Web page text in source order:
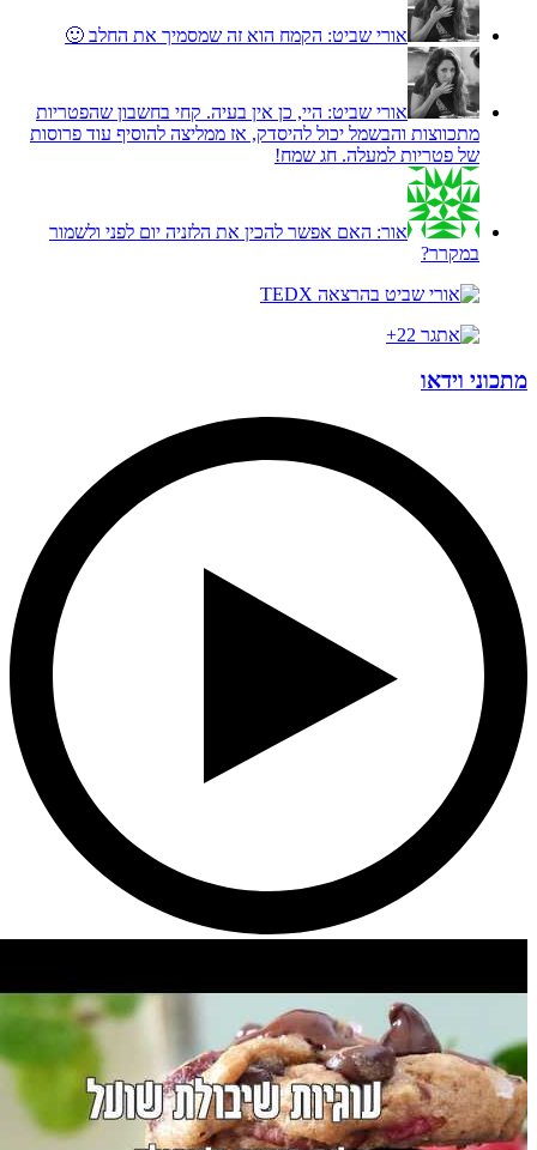
אורי שביט: הקמח הוא זה שמסמיך את החלב 🙂
אורי שביט: היי, כן אין בעיה. קחי בחשבון שהפטריות
מתכווצות והבשמל יכול להיסדק, אז ממליצה להוסיף עוד פרוסות
של פטריות למעלה. חג שמח!
אור: האם אפשר להכין את הלזניה יום לפני ולשמור
במקרר?
מתכוני וידאו